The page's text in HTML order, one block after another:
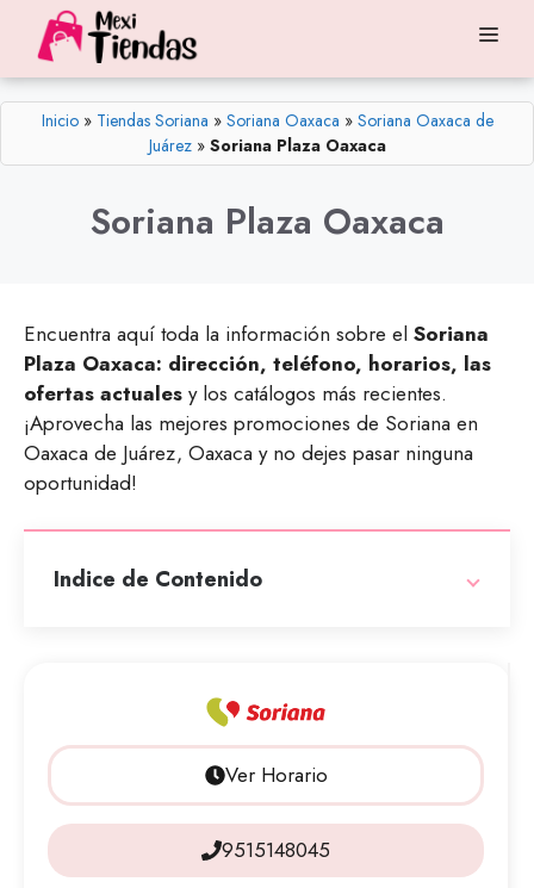
contenido
Inicio» Tiendas Soriana » Soriana Oaxaca » Soriana Oaxaca de
Juárez» Soriana Plaza Oaxaca
Soriana Plaza Oaxaca
Encuentra aquí toda la información sobre el Soriana
Plaza Oaxaca: dirección, teléfono, horarios, las
ofertas actuales y los catálogos más recientes.
¡Aprovecha las mejores promociones de Soriana en
Oaxaca de Juárez, Oaxaca y no dejes pasar ninguna
oportunidad!
Indice de Contenido
Ver Horario
9515148045